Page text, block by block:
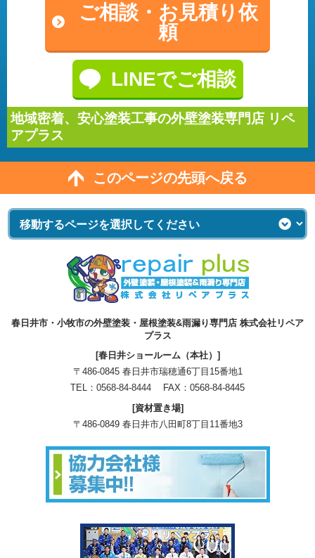
ご相談・ お見積り依
頼
LINEでご相談
地域密着、安心塗装工事の外壁塗装専門店 リペ
アプラス
このページの先頭へ戻る
春日井市・小牧市の外壁塗装・屋根塗装&雨漏り専門店 株式会社リペア
プラス
[春日井ショールーム（本社）]
〒486-0845 春日井市瑞穂通6丁目15番地1
TEL： 0568-84-8444 FAX：0568-84-8445
[資材置き場]
〒486-0849 春日井市八田町8丁目11番地3